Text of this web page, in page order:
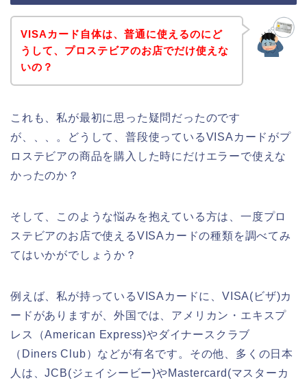
VISAカード自体は、普通に使えるのにど
うして、プロステビアのお店でだけ使えな
いの？
これも、私が最初に思った疑問だったのです
が、、、。どうして、普段使っているVISAカードがプ
ロステビアの商品を購入した時にだけエラーで使えな
かったのか？
そして、このような悩みを抱えている方は、一度プロ
ステビアのお店で使えるVISAカードの種類を調べてみ
てはいかがでしょうか？
例えば、私が持っているVISAカードに、VISA(ビザ)カ
ードがありますが、外国では、アメリカン・エキスプ
レス（American Express)やダイナースクラブ
（Diners Club）などが有名です。その他、多くの日本
人は、JCB(ジェイシービー)やMastercard(マスターカ